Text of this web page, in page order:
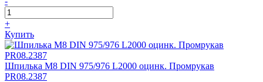
+
Купить
Шпилька М8 DIN 975/976 L2000 оцинк. Промрукав
PR08.2387